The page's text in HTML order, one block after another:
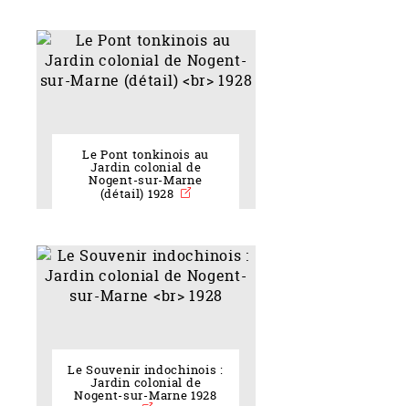
Le Pont tonkinois au
Jardin colonial de
Nogent-sur-Marne
(détail) 1928
Le Souvenir indochinois :
Jardin colonial de
Nogent-sur-Marne 1928